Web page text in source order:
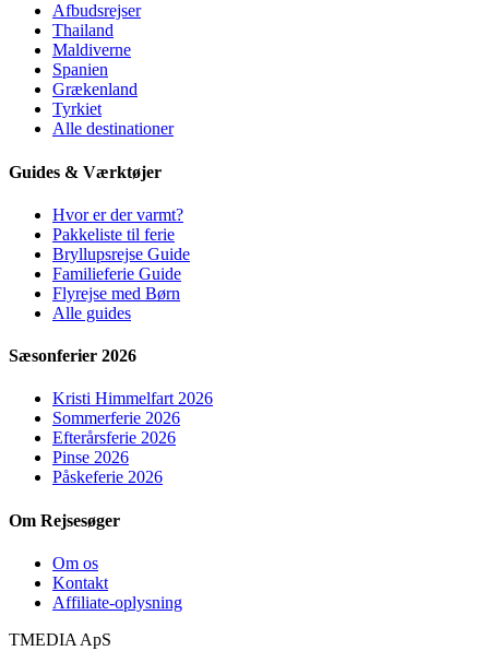
Afbudsrejser
Thailand
Maldiverne
Spanien
Grækenland
Tyrkiet
Alle destinationer
Guides & Værktøjer
Hvor er der varmt?
Pakkeliste til ferie
Bryllupsrejse Guide
Familieferie Guide
Flyrejse med Børn
Alle guides
Sæsonferier 2026
Kristi Himmelfart 2026
Sommerferie 2026
Efterårsferie 2026
Pinse 2026
Påskeferie 2026
Om Rejsesøger
Om os
Kontakt
Affiliate-oplysning
TMEDIA ApS